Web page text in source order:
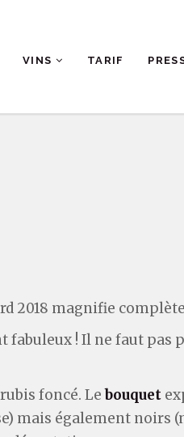
VINS TARIF
2018 magnifie
! Il ne faut pas
rubis foncé. Lebouquet
mais également noirs